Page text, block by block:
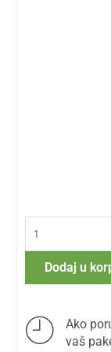
Shi
Dodaj u
Ako
vaš